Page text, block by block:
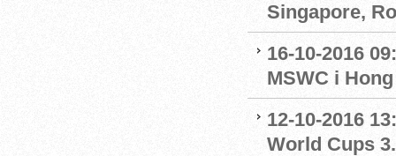
Singapore,
16-10-2016
MSWC i
12-10-2016
World Cups